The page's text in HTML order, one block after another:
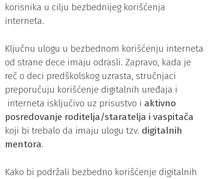
korisnika u cilju bezbednijeg korišćenja
interneta.
Ključnu ulogu u bezbednom korišćenju interneta
od strane dece imaju odrasli. Zapravo, kada je
reč o deci predškolskog uzrasta, stručnjaci
preporučuju korišćenje digitalnih uređaja i
interneta isključivo uz prisustvo i aktivno
posredovanje roditelja/staratelja i vaspitača
koji bi trebalo da imaju ulogu tzv. digitalnih
mentora.
Kako bi podržali bezbedno korišćenje digitalnih